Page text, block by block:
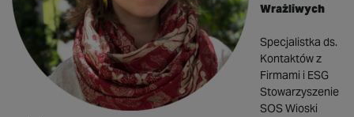
Wrażliwych
Specjalistka ds.
Kontaktów z
Firmami i ESG
Stowarzyszenie
SOS Wioski